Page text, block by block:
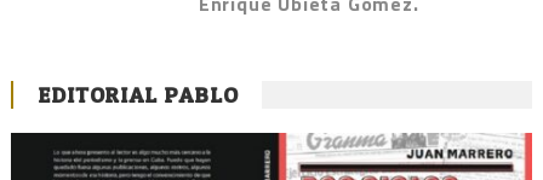
EDITORIAL PABLO